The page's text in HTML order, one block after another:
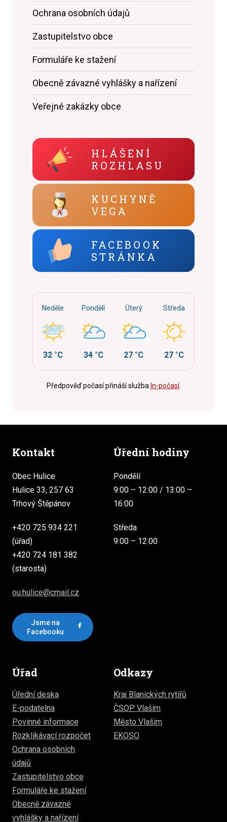
Ochrana osobních údajů
Zastupitelstvo obce
Formuláře ke stažení
Obecně závazné vyhlášky a nařízení
Veřejné zakázky obce
HLÁŠENÍ
ROZHLASU
KUCHYNĚ
VEGA
FACEBOOK
STRÁNKA
Neděle
32 °C
Pondělí
34 °C
Úterý
27 °C
Středa
27 °C
Předpověď počasí přináší služba In-počasí.
Kontakt
Obec Hulice
Hulice 33, 257 63
Trhový Štěpánov
+420 725 934 221
(úřad)
+420 724 181 382
(starosta)
ou.hulice@cmail.cz
Jsme na
Facebooku
Úřední hodiny
Pondělí
9:00 – 12:00 / 13:00 –
16:00
Středa
9:00 – 12:00
Úřad
Úřední deska
E-podatelna
Povinné informace
Rozklikávací rozpočet
Ochrana osobních
údajů
Zastupitelstvo obce
Formuláře ke stažení
Obecně závazné
vyhlášky a nařízení
Odkazy
Kraj Blanických rytířů
ČSOP Vlašim
Město Vlašim
EKOSO